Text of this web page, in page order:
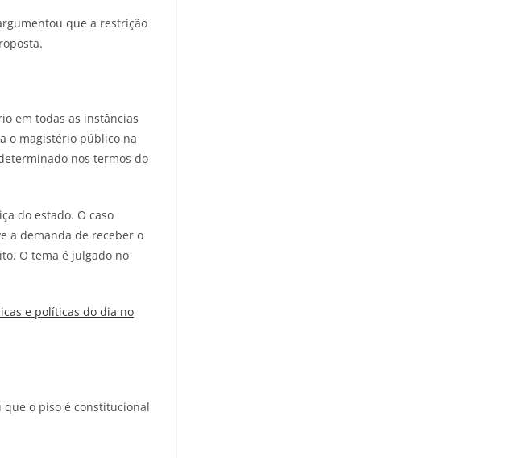
que a restrição
em todas as instâncias
o magistério público na
nos termos do
do estado. O caso
a demanda de receber o
O tema é julgado no
e políticas do dia no
que o piso é constitucional